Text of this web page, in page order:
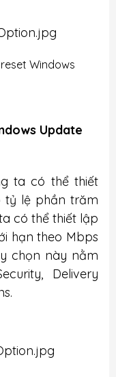
Windows
Update
ta có thể thiết
tỷ lệ phần trăm
có thể thiết lập
hạn theo Mbps
chọn này nằm
Delivery